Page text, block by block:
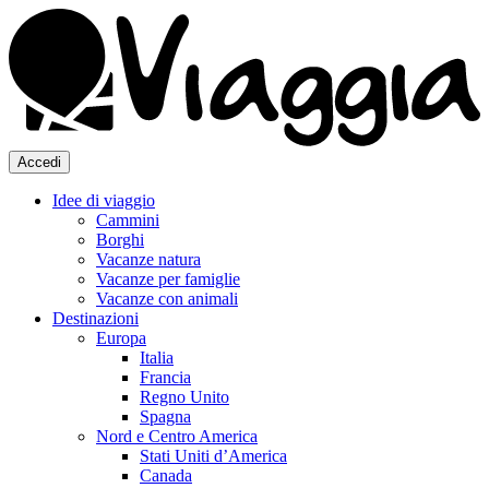
Accedi
Idee di viaggio
Cammini
Borghi
Vacanze natura
Vacanze per famiglie
Vacanze con animali
Destinazioni
Europa
Italia
Francia
Regno Unito
Spagna
Nord e Centro America
Stati Uniti d’America
Canada